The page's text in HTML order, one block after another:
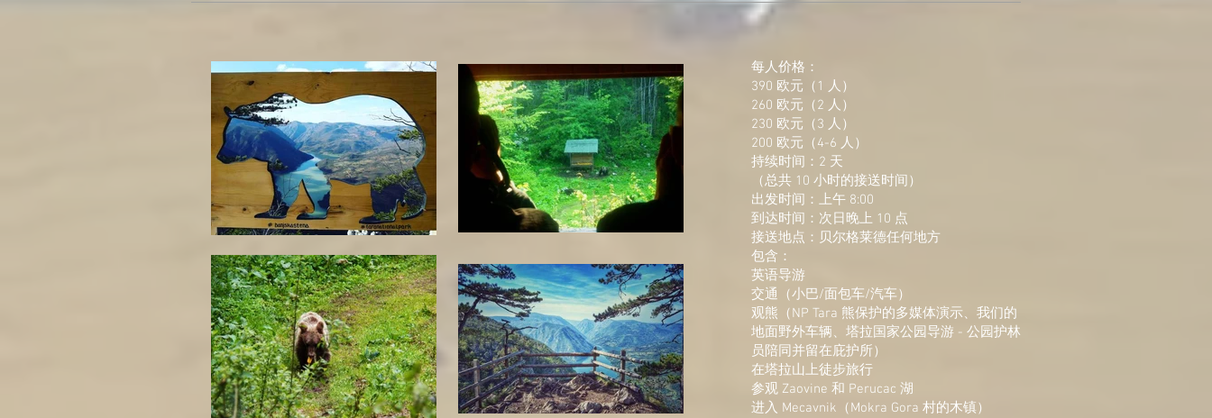
每人价格：
390 欧元（1 人）
260 欧元（2 人）
230 欧元（3 人）
200 欧元（4-6 人）
持续时间：2 天
（总共 10 小时的接送时间）
出发时间：上午 8:00
到达时间：次日晚上 10 点
接送地点：贝尔格莱德任何地方
包含：​
英语导游
交通（小巴/面包车/汽车）
观熊（NP Tara 熊保护的多媒体演示、我们的
地面野外车辆、塔拉国家公园导游 - 公园护林
员陪同并留在庇护所）
在塔拉山上徒步旅行
参观 Zaovine 和 Perucac 湖
进入 Mecavnik（Mokra Gora 村的木镇）